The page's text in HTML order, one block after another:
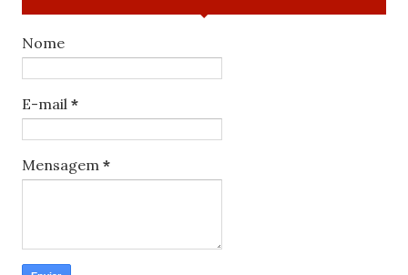
Nome
E-mail *
Mensagem *